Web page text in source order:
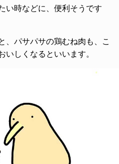
い時などに、便利そうです
、パサパサの鶏むね肉も、こ
いしくなるといいます。